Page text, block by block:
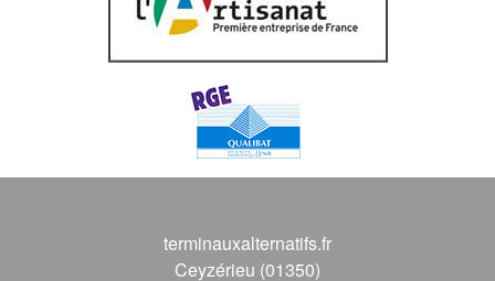
terminauxalternatifs.fr
Ceyzérieu (01350)